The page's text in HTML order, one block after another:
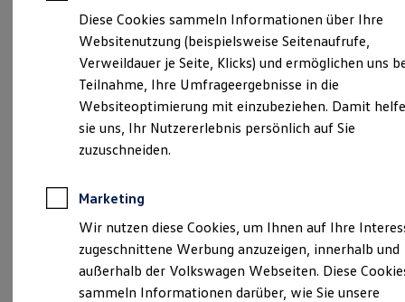
Restschuldversicherungen
Garantien
Wartungsverträge
Geschäftskunden
Professional Class bei Volkswagen
Großkunden
Behörden
Direktkunden
Sonderfahrzeuge
Anpfiff zum Gewinn
Elektroautos
ID. Tutorials
Elektrofahrzeugkonzepte
Reichweite
Reichweite der ID. Modelle
Reichweite im Winter
Hagenow GmbH (Impressum & Rechtliches)
Söringstraße 2a, 19230 Hagenow
info@ah-hagenow.de
Montag
Sonntag
Geschlossen
Diese Cookies sammeln Informationen über Ihre
Websitenutzung (beispielsweise Seitenaufrufe,
Verweildauer je Seite, Klicks) und ermöglichen uns
Teilnahme, Ihre Umfrageergebnisse in die
Websiteoptimierung mit einzubeziehen. Damit
sie uns, Ihr Nutzererlebnis persönlich auf Sie
zuzuschneiden.
Marketing
Wir nutzen diese Cookies, um Ihnen auf Ihre
zugeschnittene Werbung anzuzeigen, innerhalb und
außerhalb der Volkswagen Webseiten. Diese
sammeln Informationen darüber, wie Sie unsere